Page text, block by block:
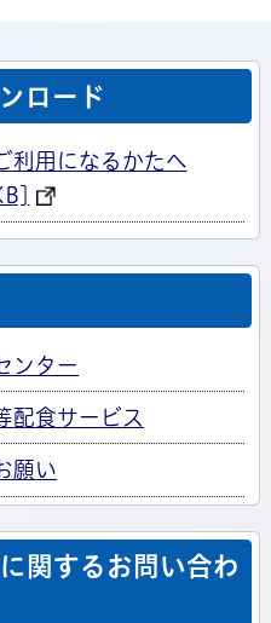
ロード
利用になるかたへ
ンター
配食サービス
願い
関するお問い合わ